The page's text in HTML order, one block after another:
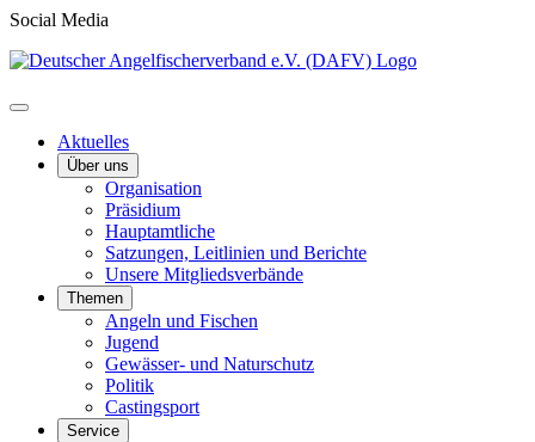
Social Media
Aktuelles
Über uns
Organisation
Präsidium
Hauptamtliche
Satzungen, Leitlinien und Berichte
Unsere Mitgliedsverbände
Themen
Angeln und Fischen
Jugend
Gewässer- und Naturschutz
Politik
Castingsport
Service